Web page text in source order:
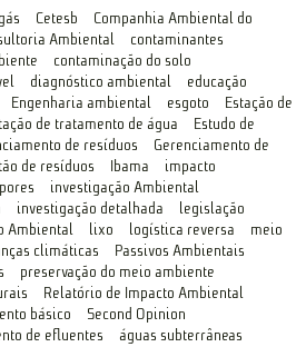
Cetesb
Companhia Ambiental do
Ambiental
contaminantes
contaminação do solo
diagnóstico ambiental
educação
Engenharia ambiental esgoto
Estação de
de tratamento de água
Estudo de
de resíduos
Gerenciamento de
de resíduos Ibama
impacto
investigação Ambiental
investigação detalhada
legislação
Ambiental lixo logística reversa
meio
climáticas
Passivos Ambientais
preservação do meio ambiente
Relatório de Impacto Ambiental
básico
Second Opinion
de efluentes águas subterrâneas